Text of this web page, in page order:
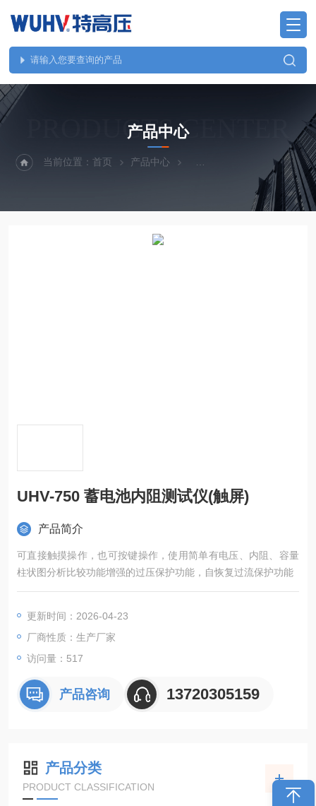
PRODUCTS CENTER
产品中心
当前位置：首页 产品中心 直流系统、无功补偿、电池
UHV-750 蓄电池内阻测试仪(触屏)
产品简介
可直接触摸操作，也可按键操作，使用简单有电压、内阻、容量
柱状图分析比较功能增强的过压保护功能，自恢复过流保护功能
更新时间：2026-04-23
厂商性质：生产厂家
访问量：517
产品咨询 13720305159
产品分类
PRODUCT CLASSIFICATION